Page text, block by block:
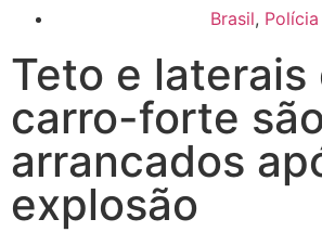
Brasil, Polícia
Teto e laterais
carro-forte
arrancados
explosão